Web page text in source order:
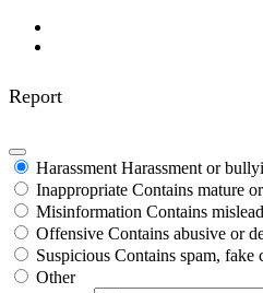
Report
Harassment Harassment or
Inappropriate Contains mature
Misinformation Contains
Offensive Contains abusive or
Suspicious Contains spam, fake
Other